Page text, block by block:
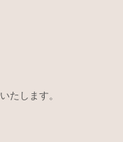
たします。